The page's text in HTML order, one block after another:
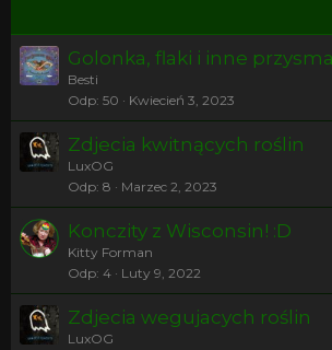
Golonka, flaki i inne
Besti
Odp 50 Kwiecień 3, 2023
Zdjecia kwitnących roślin
LuxOG
Odp 8 Marzec 2, 2023
Konczity z Wisconsin! :D
Kitty Forman
Odp 4 Luty 9, 2022
Zdjecia wegujacych roślin
LuxOG